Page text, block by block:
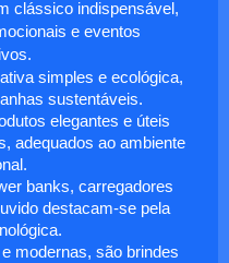
clássico indispensável,
e eventos
simples e ecológica,
sustentáveis.
elegantes e úteis
adequados ao ambiente
banks, carregadores
destacam-se pela
modernas, são brindes